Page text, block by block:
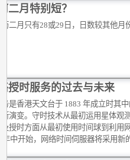
二月特别短？
二月只有28或29日，日数较其他月
授时服务的过去与未来
是香港天文台于 1883 年成立时其
演变。守时技术从最初运用星体观
授时方面从最初使用时间球到利用
年中开始，网络时间伺服器将采用新